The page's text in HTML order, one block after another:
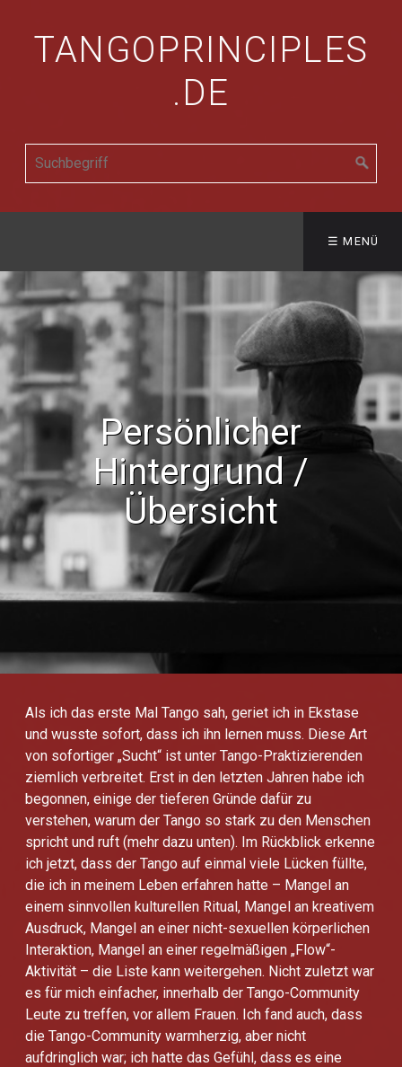
TANGOPRINCIPLES
.DE
☰ MENÜ
Persönlicher
Hintergrund /
Übersicht
Als ich das erste Mal Tango sah, geriet ich in Ekstase
und wusste sofort, dass ich ihn lernen muss. Diese Art
von sofortiger „Sucht“ ist unter Tango-Praktizierenden
ziemlich verbreitet. Erst in den letzten Jahren habe ich
begonnen, einige der tieferen Gründe dafür zu
verstehen, warum der Tango so stark zu den Menschen
spricht und ruft (mehr dazu unten). Im Rückblick erkenne
ich jetzt, dass der Tango auf einmal viele Lücken füllte,
die ich in meinem Leben erfahren hatte – Mangel an
einem sinnvollen kulturellen Ritual, Mangel an kreativem
Ausdruck, Mangel an einer nicht-sexuellen körperlichen
Interaktion, Mangel an einer regelmäßigen „Flow“-
Aktivität – die Liste kann weitergehen. Nicht zuletzt war
es für mich einfacher, innerhalb der Tango-Community
Leute zu treffen, vor allem Frauen. Ich fand auch, dass
die Tango-Community warmherzig, aber nicht
aufdringlich war; ich hatte das Gefühl, dass es eine